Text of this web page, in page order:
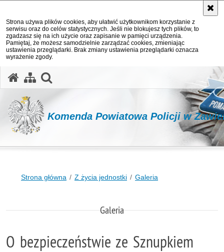
Strona używa plików cookies, aby ułatwić użytkownikom korzystanie z
serwisu oraz do celów statystycznych. Jeśli nie blokujesz tych plików, to
zgadzasz się na ich użycie oraz zapisanie w pamięci urządzenia.
Pamiętaj, że możesz samodzielnie zarządzać cookies, zmieniając
ustawienia przeglądarki. Brak zmiany ustawienia przeglądarki oznacza
wyrażenie zgody.
Komenda Powiatowa Policji w
Strona główna Z życia jednostki Galeria
Galeria
O bezpieczeństwie ze Sznupkiem